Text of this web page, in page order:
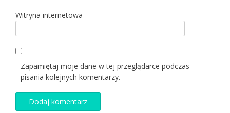
Witryna internetowa
Zapamiętaj moje dane w tej przeglądarce podczas
pisania kolejnych komentarzy.